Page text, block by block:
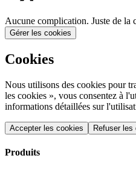
Aucune complication. Juste de la
Gérer les cookies
Cookies
Nous utilisons des cookies pour
les cookies », vous consentez à
informations détaillées sur
Accepter les cookies Refuser les
Produits